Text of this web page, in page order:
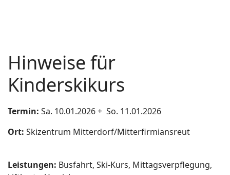
Hinweise für
Kinderskikurs
Termin: Sa. 10.01.2026 + So. 11.01.2026
Ort: Skizentrum Mitterdorf/Mitterfirmiansreut
Leistungen: Busfahrt, Ski-Kurs, Mittagsverpflegung,